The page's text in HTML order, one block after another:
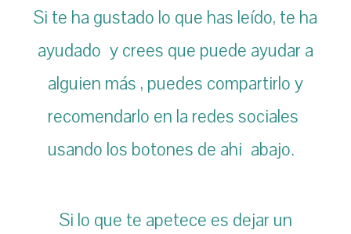
Si te ha gustado lo que has leído, te ha
ayudado y crees que puede ayudar a
alguien más , puedes compartirlo y
recomendarlo en la redes sociales
usando los botones de ahi abajo.
Si lo que te apetece es dejar un